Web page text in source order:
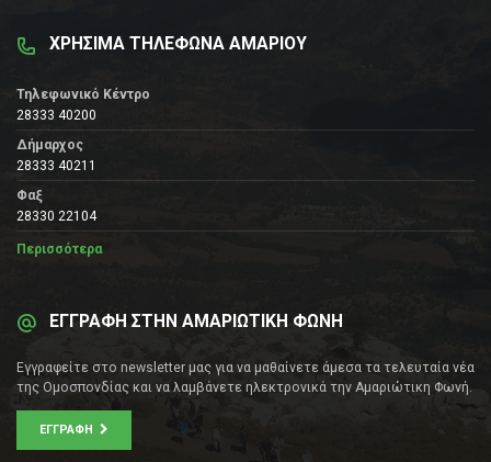
ΧΡΗΣΙΜΑ ΤΗΛΕΦΩΝΑ ΑΜΑΡΙΟΥ
Τηλεφωνικό Κέντρο
28333 40200
Δήμαρχος
28333 40211
Φαξ
28330 22104
Περισσότερα
ΕΓΓΡΑΦΗ ΣΤΗΝ ΑΜΑΡΙΩΤΙΚΗ ΦΩΝΗ
Εγγραφείτε στο newsletter μας για να μαθαίνετε άμεσα τα τελευταία νέα
της Ομοσπονδίας και να λαμβάνετε ηλεκτρονικά την Αμαριώτικη Φωνή.
ΕΓΓΡΑΦΉ